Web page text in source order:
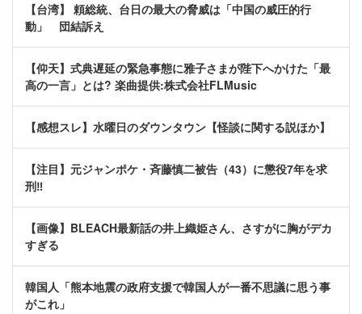
【台湾】 頼総統、台日の最大の脅威は「中国の威圧的行
動」 団結訴え
【仰天】式典遅延の緊急事態に雅子さまが陛下へかけた「最
高の一言」とは? 楽曲提供:株式会社FLMusic
【感想スレ】水曜日のダウンタウン【怪談に関する説ほか】
【注目】元ジャンポケ・斉藤慎二被告（43）に懲役7年を求
刑‼
【画像】BLEACH最新話の井上織姫さん、さすがに胸がデカ
すぎる
韓国人「熊本地震の政府支援で韓国人が一番不思議に思う事
がこれ」